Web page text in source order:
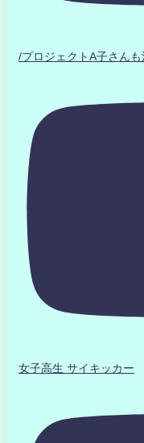
/プロジェクトA子さん
女子高生 サイキッカー